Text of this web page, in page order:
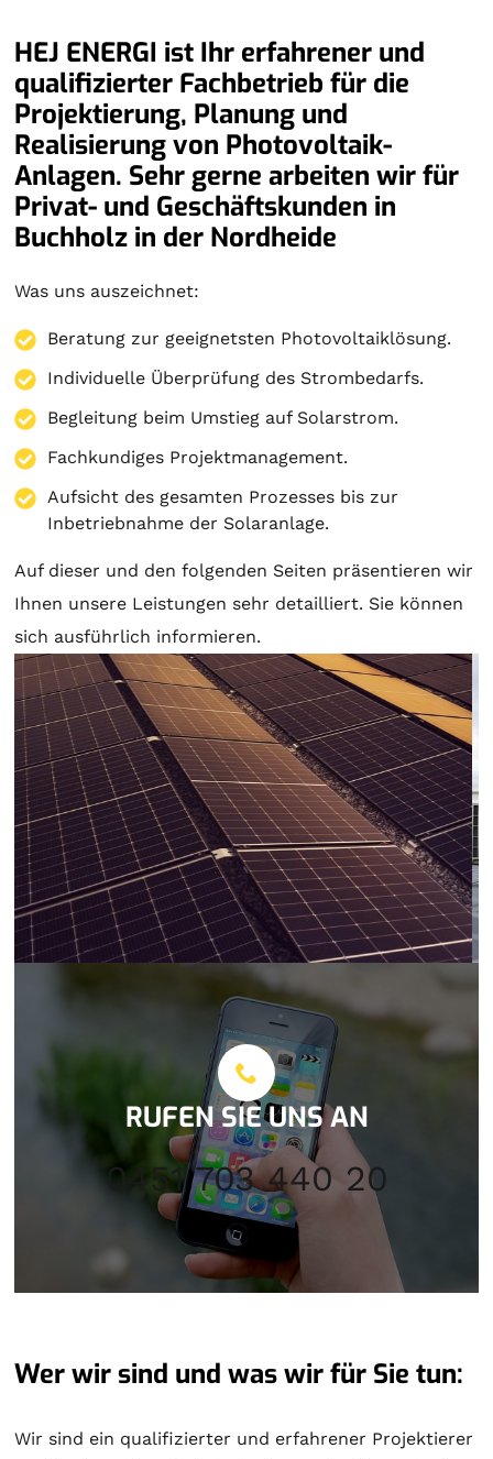
HEJ ENERGI ist Ihr erfahrener und
qualifizierter Fachbetrieb für die
Projektierung, Planung und
Realisierung von Photovoltaik-
Anlagen. Sehr gerne arbeiten wir für
Privat- und Geschäftskunden in
Buchholz in der Nordheide
Was uns auszeichnet:
Beratung zur geeignetsten Photovoltaiklösung.
Individuelle Überprüfung des Strombedarfs.
Begleitung beim Umstieg auf Solarstrom.
Fachkundiges Projektmanagement.
Aufsicht des gesamten Prozesses bis zur
Inbetriebnahme der Solaranlage.
Auf dieser und den folgenden Seiten präsentieren wir
Ihnen unsere Leistungen sehr detailliert. Sie können
sich ausführlich informieren.
RUFEN SIE UNS AN
0451 703 440 20
Wer wir sind und was wir für Sie tun:
Wir sind ein qualifizierter und erfahrener Projektierer